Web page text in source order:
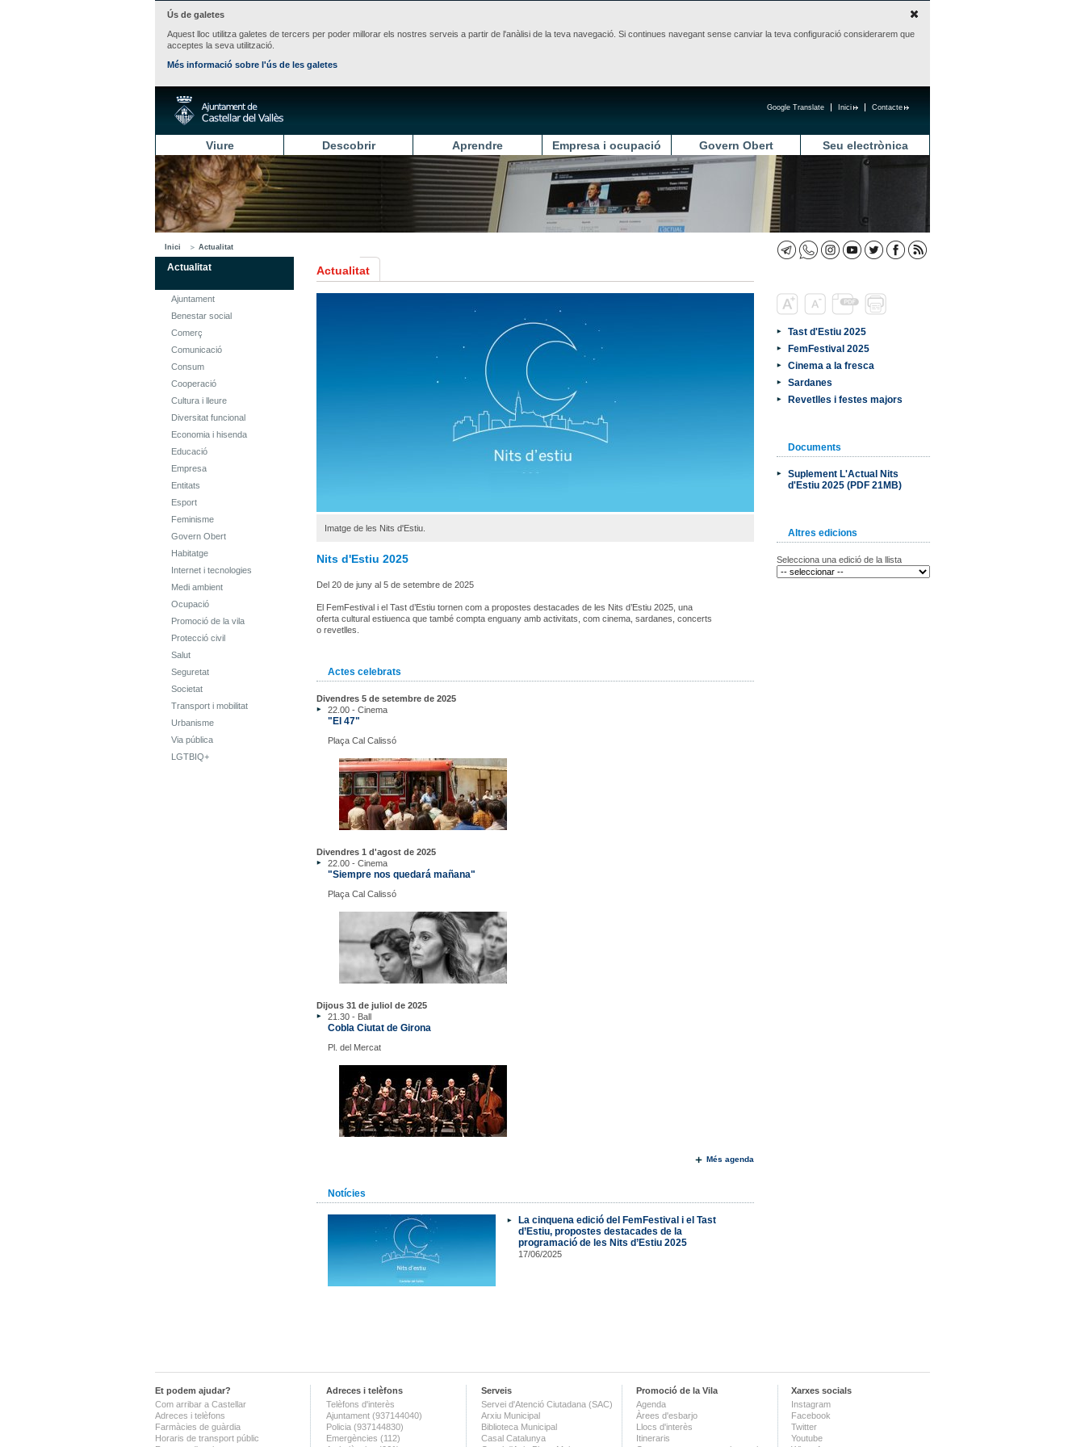
Ús de galetes
Aquest lloc utilitza galetes de tercers per poder millorar els nostres serveis a partir de l'anàlisi de la teva navegació. Si continues navegant sense canviar la teva configuració considerarem que
acceptes la seva utilització.
Més informació sobre l'ús de les galetes
Contacte
Inici
Google Translate
Viure Descobrir Aprendre Empresa i ocupació Govern Obert Seu electrònica
Inici Actualitat
Actualitat
Ajuntament
Benestar social
Comerç
Comunicació
Consum
Cooperació
Cultura i lleure
Diversitat funcional
Economia i hisenda
Educació
Empresa
Entitats
Esport
Feminisme
Govern Obert
Habitatge
Internet i tecnologies
Medi ambient
Ocupació
Promoció de la vila
Protecció civil
Salut
Seguretat
Societat
Transport i mobilitat
Urbanisme
Via pública
LGTBIQ+
Actualitat
Imatge de les Nits d'Estiu.
Nits d'Estiu 2025
Del 20 de juny al 5 de setembre de 2025
El FemFestival i el Tast d’Estiu tornen com a propostes destacades de les Nits d’Estiu 2025, una
oferta cultural estiuenca que també compta enguany amb activitats, com cinema, sardanes, concerts
o revetlles.
Actes celebrats
Divendres 5 de setembre de 2025
22.00 - Cinema
"El 47"
Plaça Cal Calissó
Divendres 1 d'agost de 2025
22.00 - Cinema
"Siempre nos quedará mañana"
Plaça Cal Calissó
Dijous 31 de juliol de 2025
21.30 - Ball
Cobla Ciutat de Girona
Pl. del Mercat
Més agenda
Notícies
La cinquena edició del FemFestival i el Tast
d’Estiu, propostes destacades de la
programació de les Nits d’Estiu 2025
17/06/2025
Tast d'Estiu 2025
FemFestival 2025
Cinema a la fresca
Sardanes
Revetlles i festes majors
Documents
Suplement L'Actual Nits
d'Estiu 2025 (PDF 21MB)
Altres edicions
Selecciona una edició de la llista
Et podem ajudar?
Com arribar a Castellar
Adreces i telèfons
Farmàcies de guàrdia
Horaris de transport públic
Adreces i telèfons
Telèfons d'interès
Ajuntament (937144040)
Policia (937144830)
Emergències (112)
Serveis
Servei d'Atenció Ciutadana (SAC)
Arxiu Municipal
Biblioteca Municipal
Casal Catalunya
Promoció de la Vila
Agenda
Àrees d'esbarjo
Llocs d'interès
Itineraris
Xarxes socials
Instagram
Facebook
Twitter
Youtube